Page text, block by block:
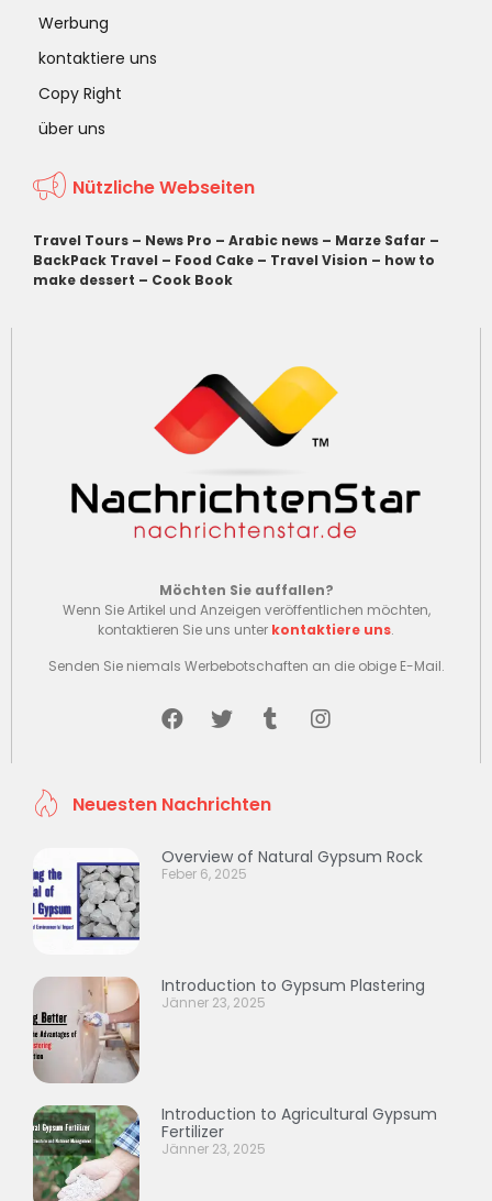
Werbung
kontaktiere uns
Copy Right
über uns
Nützliche Webseiten
Travel Tours – News Pro – Arabic news – Marze Safar –
BackPack Travel – Food Cake – Travel Vision – how to
make dessert – Cook Book
Möchten Sie auffallen?
Wenn Sie Artikel und Anzeigen veröffentlichen möchten,
kontaktieren Sie uns unter kontaktiere uns.
Senden Sie niemals Werbebotschaften an die obige E-Mail.
Neuesten Nachrichten
Overview of Natural Gypsum Rock
Feber 6, 2025
Introduction to Gypsum Plastering
Jänner 23, 2025
Introduction to Agricultural Gypsum
Fertilizer
Jänner 23, 2025